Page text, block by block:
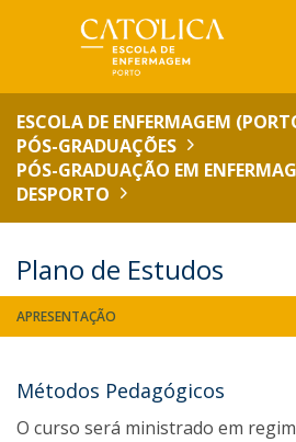
ESCOLA DE ENFERMAGEM
PÓS-GRADUAÇÕES
PÓS-GRADUAÇÃO EM
DESPORTO
Plano de Estudos
APRESENTAÇÃO
Métodos Pedagógicos
O curso será ministrado em